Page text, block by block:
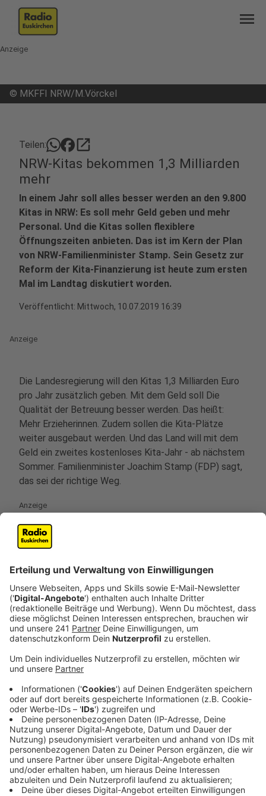
menu
Anzeige
© MKFFI NRW/M.Vörckel
Teilen: open_in_new
NRW-Kitas bekommen 1,3 Milliarden
mehr
In einem Jahr soll alles besser werden an den 9.800
Kitas in NRW: Es soll mehr Geld geben und mehr
Personal. Und die Kitas sollen flexiblere
Öffnungszeiten anbieten. Das ist im Kern der Plan
von NRW-Familienminister Stamp. Sein Gesetz zur
Reform der Kita-Finanzierung ist heute zum ersten
Mal im Landtag diskutiert worden.
Veröffentlicht: Mittwoch, 10.07.2019 16:39
Anzeige
Die Landesregierung will den Kitas 1,3 Milliarden Euro
pro Jahr zusätzlich geben. Mit dem Geld soll Die
Qualität der Betreuung besser werden. Das heißt:
Mehr Erzieherinnen. Zudem sollen die Kita-Plätze
weiter ausgebaut werden. Und das Land will mit dem
Geld ein zweites kostenloses Kita-Jahr - ab nächstem
Sommer. Familienminister Joachim Stamp (FDP) sagt,
das sei der richtige Weg.
Anzeige
Wir benötigen Ihre
Zustimmung, um den YouTube
Video-Service zu laden!
Wir verwenden einen Service eines
Drittanbieters, um Videoinhalte
einzubetten. Dieser Service kann
Daten zu Ihren Aktivitäten
sammeln. Bitte lesen Sie die
Details durch und stimmen Sie der
Nutzung des Service zu, um dieses
Video anzusehen.
Mehr Informationen
Akzeptieren
powered byUsercentrics Consent
NRW-Familienminister Joachim Stamp
Anzeige